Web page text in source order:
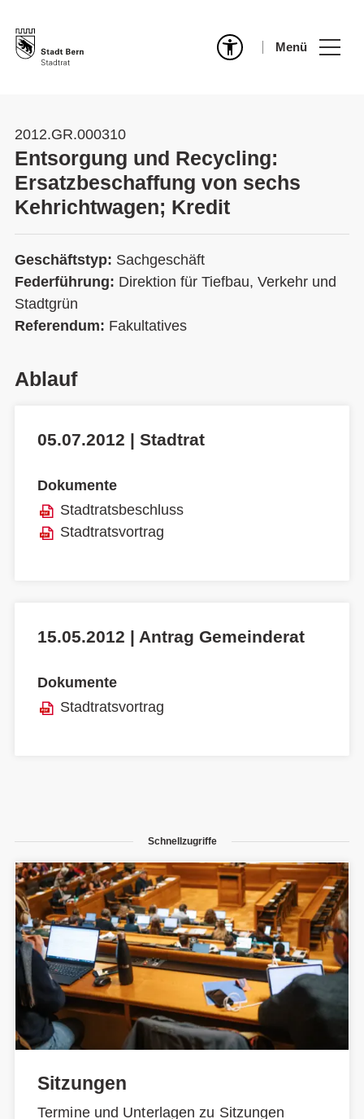
Menü
2012.GR.000310
Entsorgung und Recycling:
Ersatzbeschaffung von sechs
Kehrichtwagen; Kredit
Geschäftstyp: Sachgeschäft
Federführung: Direktion für Tiefbau, Verkehr und
Stadtgrün
Referendum: Fakultatives
Ablauf
05.07.2012 | Stadtrat
Dokumente
Stadtratsbeschluss
Stadtratsvortrag
15.05.2012 | Antrag Gemeinderat
Dokumente
Stadtratsvortrag
Schnellzugriffe
Sitzungen
Termine und Unterlagen zu Sitzungen